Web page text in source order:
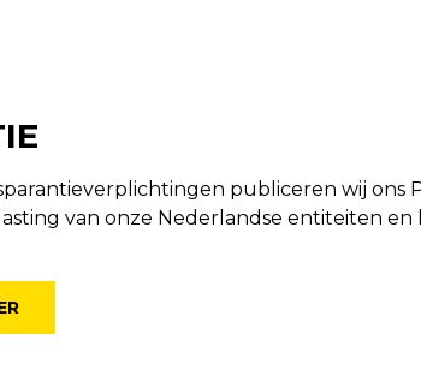
publiceren wij
van onze Nederlandse entiteiten